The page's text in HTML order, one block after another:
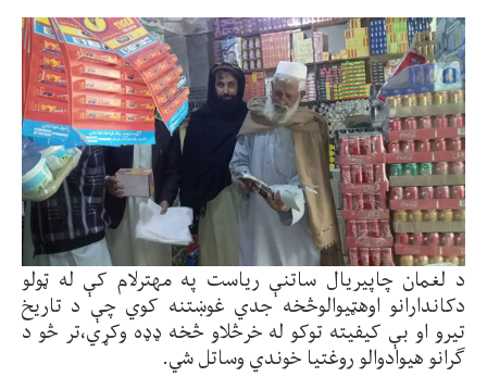
د لغمان چاپیریال ساتنې ریاست په مهترلام کې له ټولو
دکاندارانو اوهټیوالوڅخه جدي غوښتنه کوي چې د تاریخ
تیرو او بې کیفیته توکو له خرڅلاو څخه ډډه وکړي،تر څو د
ګرانو هیوادوالو روغتیا خوندي وساتل شي.